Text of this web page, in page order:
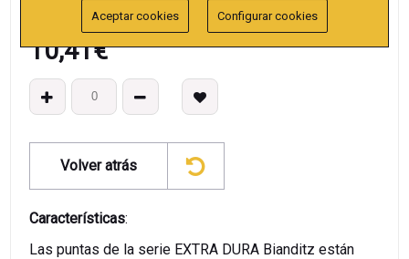
10,41€
Volver atrás
Características:
Las puntas de la serie EXTRA DURA Bianditz están
Aceptar cookies Configurar cookies